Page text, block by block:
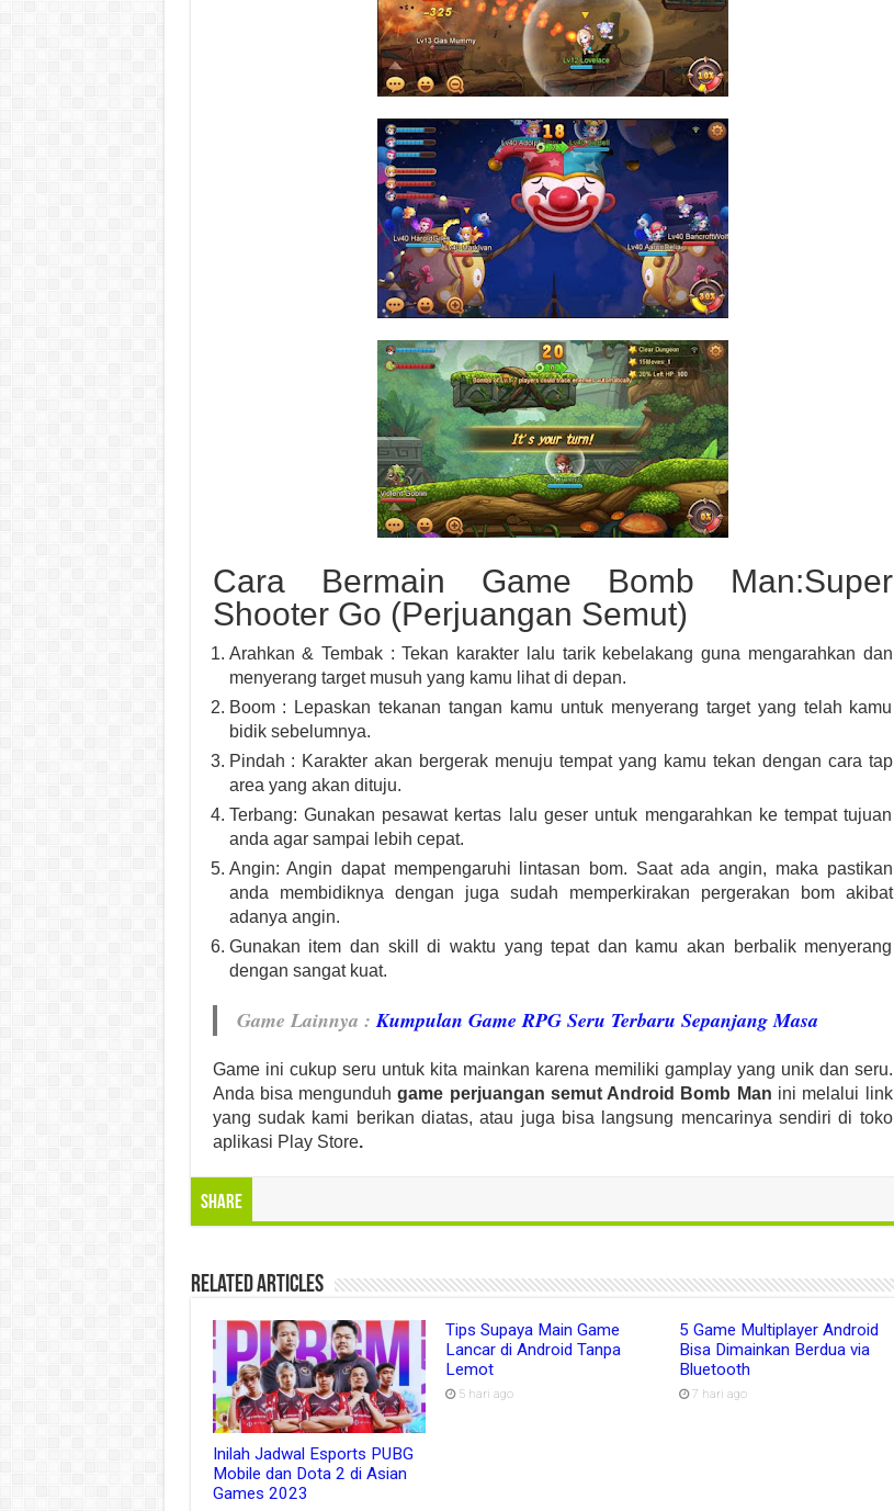
Cara Bermain Game Bomb Man:Super
Shooter Go (Perjuangan Semut)
Arahkan & Tembak : Tekan karakter lalu tarik kebelakang guna mengarahkan dan
menyerang target musuh yang kamu lihat di depan.
Boom : Lepaskan tekanan tangan kamu untuk menyerang target yang telah kamu
bidik sebelumnya.
Pindah : Karakter akan bergerak menuju tempat yang kamu tekan dengan cara tap
area yang akan dituju.
Terbang: Gunakan pesawat kertas lalu geser untuk mengarahkan ke tempat tujuan
anda agar sampai lebih cepat.
Angin: Angin dapat mempengaruhi lintasan bom. Saat ada angin, maka pastikan
anda membidiknya dengan juga sudah memperkirakan pergerakan bom akibat
adanya angin.
Gunakan item dan skill di waktu yang tepat dan kamu akan berbalik menyerang
dengan sangat kuat.
Game Lainnya :Kumpulan Game RPG Seru Terbaru Sepanjang Masa
Game ini cukup seru untuk kita mainkan karena memiliki gamplay yang unik dan seru.
Anda bisa mengunduhgame perjuangan semut Android Bomb Man ini melalui link
yang sudak kami berikan diatas, atau juga bisa langsung mencarinya sendiri di toko
aplikasi Play Store.
Share
Related Articles
Inilah Jadwal Esports PUBG
Mobile dan Dota 2 di Asian
Games 2023
Tips Supaya Main Game
Lancar di Android Tanpa
Lemot
5 hari ago
5 Game Multiplayer Android
Bisa Dimainkan Berdua via
Bluetooth
7 hari ago